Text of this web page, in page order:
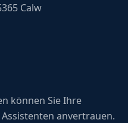
Calw
können Sie Ihre
anvertrauen.